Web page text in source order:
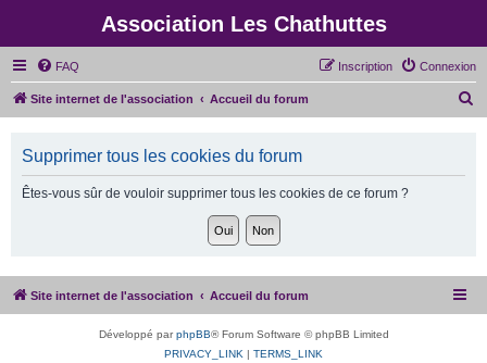
Association Les Chathuttes
FAQ Connexion
Inscription
Site internet de l'association Accueil du forum
h
Supprimer tous les cookies du forum
Êtes-vous sûr de vouloir supprimer tous les cookies de ce forum ?
Site internet de l'association Accueil du forum
Développé parphpBB® Forum Software © phpBB Limited
PRIVACY_LINK | TERMS_LINK